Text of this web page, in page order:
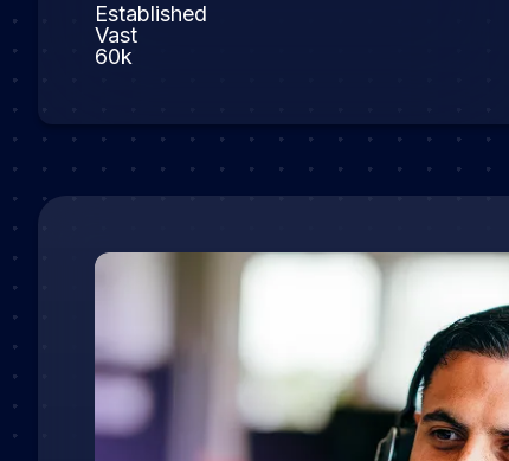
Established
Vast
60k